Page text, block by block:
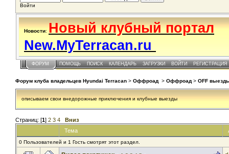
Войти
Новости: Новый клубный портал
New.MyTerracan.ru
ФОРУМ ПОМОЩЬ ПОИСК КАЛЕНДАРЬ ЗАГРУЗКИ ВОЙТИ РЕГИСТРАЦИЯ
Форум клуба владельцев Hyundai Terracan > Оффроад > Оффроад > OFF
описываем свои внедорожные приключения и клубные выезды
Страниц: [1] 2 3 4
Вниз
Тема
0 Пользователей и 1 Гость смотрят этот раздел.